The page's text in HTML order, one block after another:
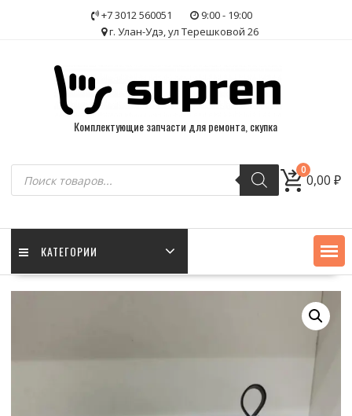
+7 3012 560051
9:00 - 19:00
г. Улан-Удэ, ул Терешковой 26
Комплектующие запчасти для ремонта, скупка
Поиск
товаров
0
0,00₽
КАТЕГОРИИ